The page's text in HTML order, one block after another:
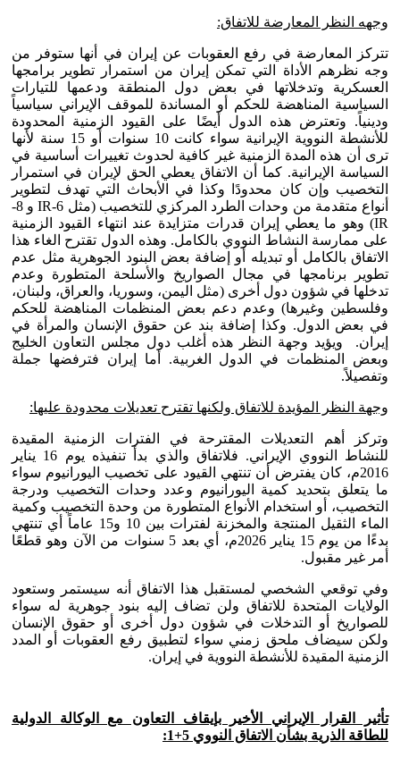
وجهه النظر المعارضة للاتفاق:
تتركز المعارضة في رفع العقوبات عن إيران في أنها ستوفر من
وجه نظرهم الأداة التي تمكن إيران من استمرار تطوير برامجها
العسكرية وتدخلاتها في بعض دول المنطقة ودعمها للتيارات
السياسية المناهضة للحكم أو المساندة للموقف الإيراني سياسياً
ودينياً. وتعترض هذه الدول أيضًا على القيود الزمنية المحدودة
للأنشطة النووية الإيرانية سواء كانت 10 سنوات أو 15 سنة لأنها
ترى أن هذه المدة الزمنية غير كافية لحدوث تغييرات أساسية في
السياسة الإيرانية. كما أن الاتفاق يعطي الحق لإيران في استمرار
التخصيب وإن كان محدودًا وكذا في الأبحاث التي تهدف لتطوير
أنواع متقدمة من وحدات الطرد المركزي للتخصيب (مثل 6-IR و 8-
IR) وهو ما يعطي إيران قدرات متزايدة عند انتهاء القيود الزمنية
على ممارسة النشاط النووي بالكامل. وهذه الدول تقترح الغاء هذا
الاتفاق بالكامل أو تبديله أو إضافة بعض البنود الجوهرية مثل عدم
تطوير برنامجها في مجال الصواريخ والأسلحة المتطورة وعدم
تدخلها في شؤون دول أخرى (مثل اليمن، وسوريا، والعراق، ولبنان،
وفلسطين وغيرها) وعدم دعم بعض المنظمات المناهضة للحكم
في بعض الدول. وكذا إضافة بند عن حقوق الإنسان والمرأة في
إيران. ويؤيد وجهة النظر هذه أغلب دول مجلس التعاون الخليج
وبعض المنظمات في الدول الغربية. أما إيران فترفضها جملة
وتفصيلاً.
وجهة النظر المؤيدة للاتفاق ولكنها تقترح تعديلات محدودة عليها:
وتركز أهم التعديلات المقترحة في الفترات الزمنية المقيدة
للنشاط النووي الإيراني. فلاتفاق والذي بدأ تنفيذه يوم 16 يناير
2016م، كان يفترض أن تنتهي القيود على تخصيب اليورانيوم سواء
ما يتعلق بتحديد كمية اليورانيوم وعدد وحدات التخصيب ودرجة
التخصيب، أو استخدام الأنواع المتطورة من وحدة التخصيب وكمية
الماء الثقيل المنتجة والمخزنة لفترات بين 10 و15 عاماً أي تنتهي
بدءًا من يوم 15 يناير 2026م، أي بعد 5 سنوات من الآن وهو قطعًا
أمر غير مقبول.
وفي توقعي الشخصي لمستقبل هذا الاتفاق أنه سيستمر وستعود
الولايات المتحدة للاتفاق ولن تضاف إليه بنود جوهرية له سواء
للصواريخ أو التدخلات في شؤون دول أخرى أو حقوق الإنسان
ولكن سيضاف ملحق زمني سواء لتطبيق رفع العقوبات أو المدد
الزمنية المقيدة للأنشطة النووية في إيران.
تأثير القرار الإيراني الأخير بإيقاف التعاون مع الوكالة الدولية
للطاقة الذرية بشأن الاتفاق النووي 5+1: